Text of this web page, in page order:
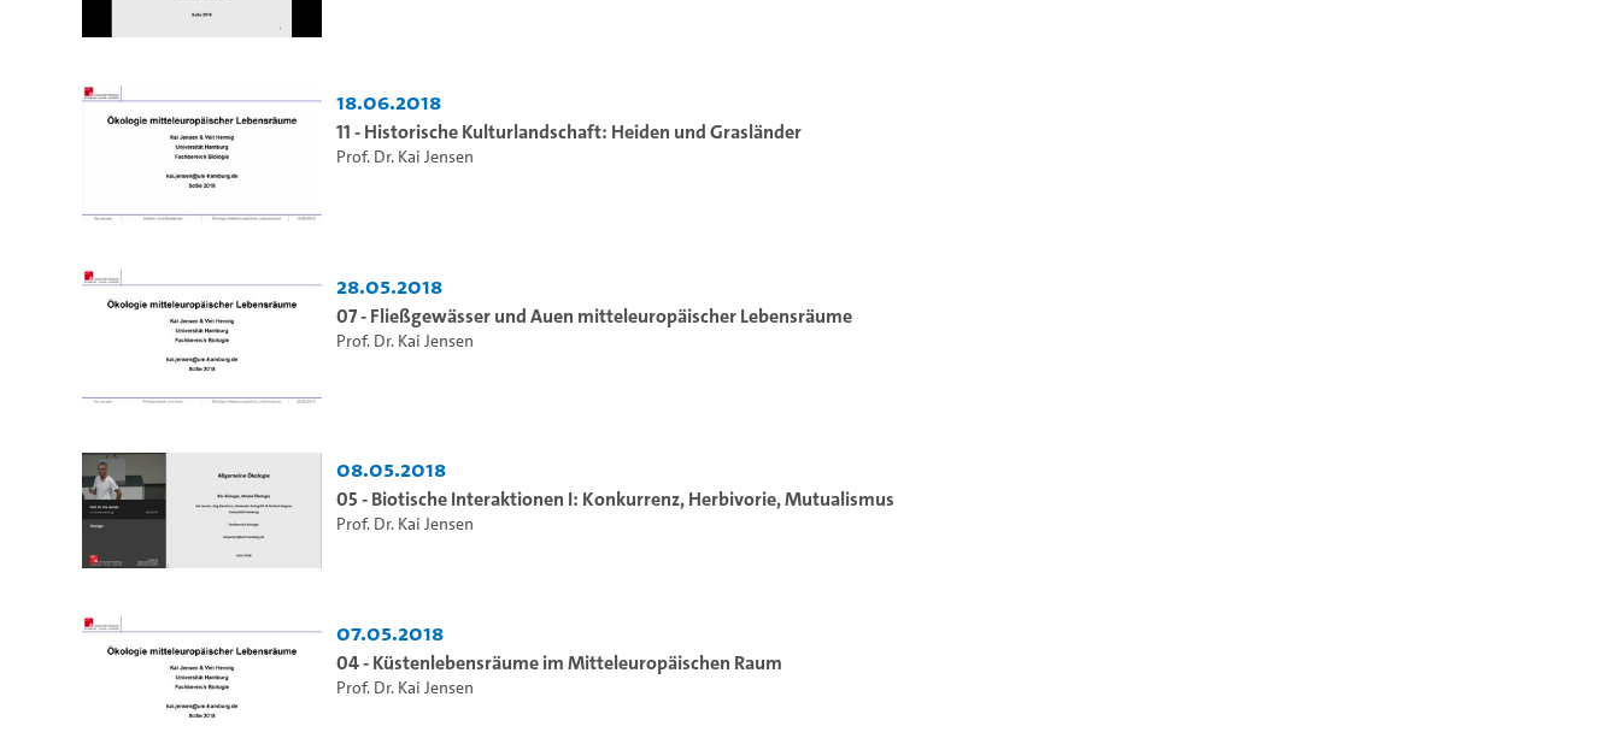
18.06.2018
11 - Historische Kulturlandschaft: Heiden und Grasländer
Prof. Dr. Kai Jensen
28.05.2018
07 - Fließgewässer und Auen mitteleuropäischer Lebensräume
Prof. Dr. Kai Jensen
08.05.2018
05 - Biotische Interaktionen I: Konkurrenz, Herbivorie, Mutualismus
Prof. Dr. Kai Jensen
07.05.2018
04 - Küstenlebensräume im Mitteleuropäischen Raum
Prof. Dr. Kai Jensen